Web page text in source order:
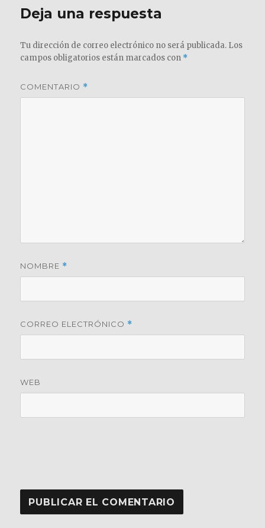
Deja una respuesta
Tu dirección de correo electrónico no será publicada. Los
campos obligatorios están marcados con *
COMENTARIO *
NOMBRE *
CORREO ELECTRÓNICO *
WEB